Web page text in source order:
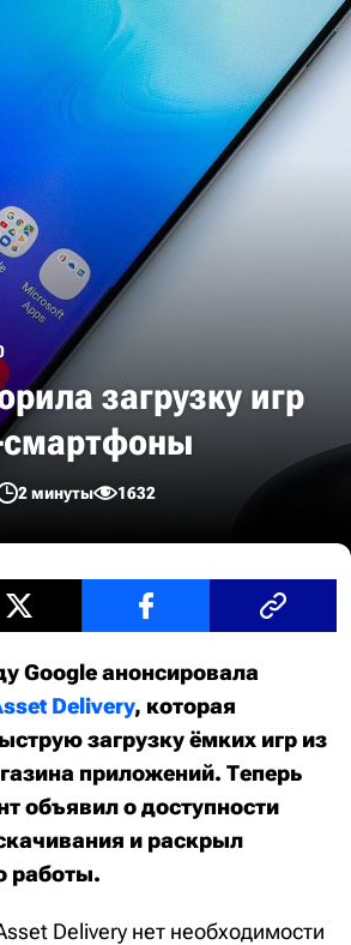
загрузку игр
смартфоны
2 минуты 1632
Google анонсировала
Delivery, которая
загрузку ёмких игр из
приложений. Теперь
объявил о доступности
и раскрыл
работы.
Delivery нет необходимости